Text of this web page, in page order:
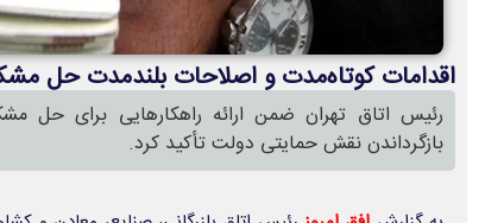
اقدامات کوتاه‌مدت و اصلاحات بلندمدت حل
رئیس اتاق تهران ضمن ارائه راهکارهایی برای حل
بازگرداندن نقش حمایتی دولت تأکید کرد.